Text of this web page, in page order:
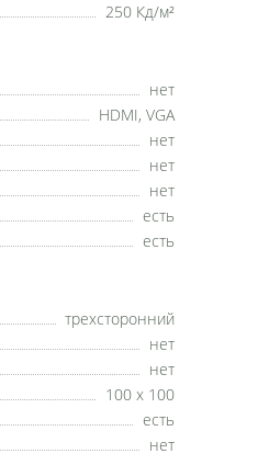
250 Кд/м²
нет
HDMI, VGA
нет
нет
нет
есть
есть
трехсторонний
нет
нет
100 x 100
есть
нет